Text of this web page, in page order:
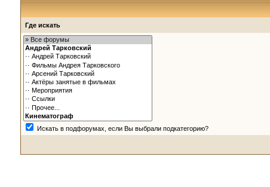
Где искать
Искать в подфорумах, если Вы выбрали подкатегорию?